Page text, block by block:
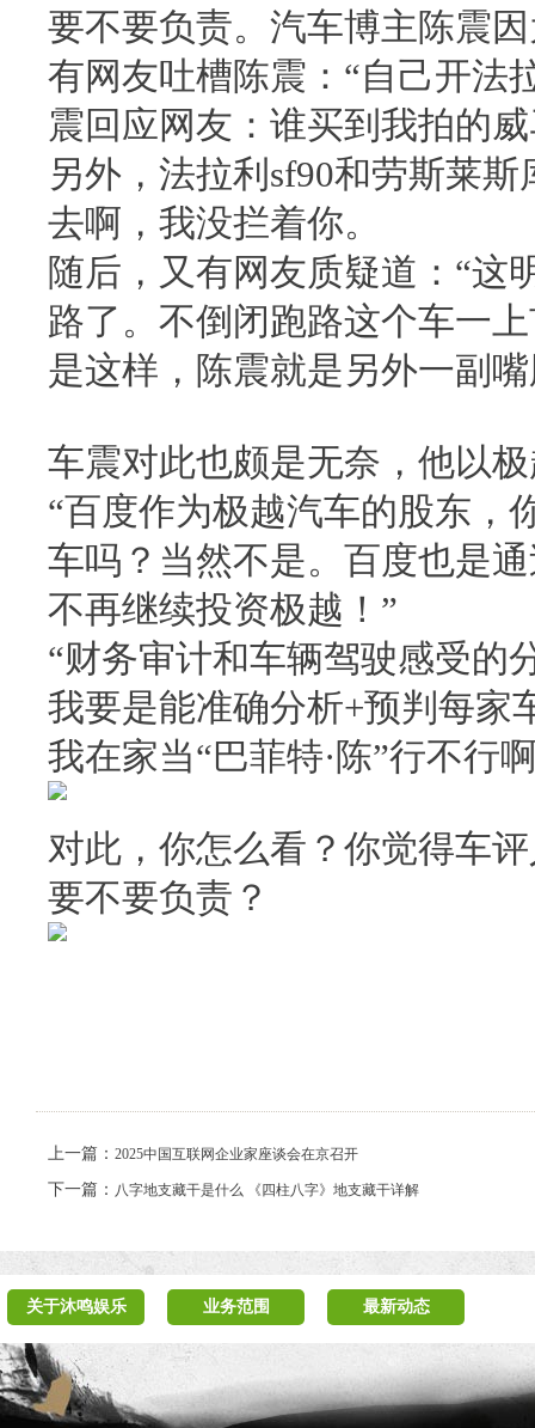
要不要负责。汽车博主陈震
有网友吐槽陈震：“自己开法
震回应网友：谁买到我拍的
另外，法拉利sf90和劳斯莱
去啊，我没拦着你。
随后，又有网友质疑道：“这
路了。不倒闭跑路这个车一
是这样，陈震就是另外一副
车震对此也颇是无奈，他以
“百度作为极越汽车的股东，
车吗？当然不是。百度也是
不再继续投资极越！”
“财务审计和车辆驾驶感受的
我要是能准确分析+预判每家
我在家当“巴菲特·陈”行不行
对此，你怎么看？你觉得车
要不要负责？
上一篇： 2025中国互联网企业家座谈会在京召开
下一篇： 八字地支藏干是什么 《四柱八字》地支藏干详解
关于沐鸣娱乐 业务范围 最新动态